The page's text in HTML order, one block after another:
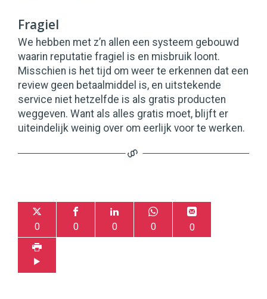
Fragiel
We hebben met z’n allen een systeem gebouwd
waarin reputatie fragiel is en misbruik loont.
Misschien is het tijd om weer te erkennen dat een
review geen betaalmiddel is, en uitstekende
service niet hetzelfde is als gratis producten
weggeven. Want als alles gratis moet, blijft er
uiteindelijk weinig over om eerlijk voor te werken.
0 0 0 0 0